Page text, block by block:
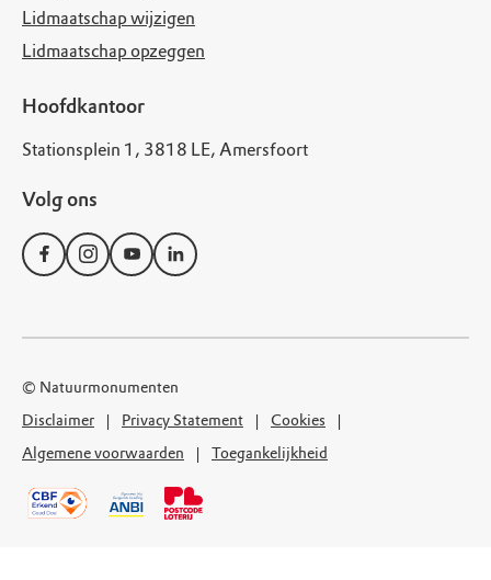
Lidmaatschap wijzigen
Lidmaatschap opzeggen
Hoofdkantoor
Stationsplein 1, 3818 LE, Amersfoort
Volg ons
© Natuurmonumenten
Disclaimer
Privacy Statement
Cookies
Algemene voorwaarden
Toegankelijkheid